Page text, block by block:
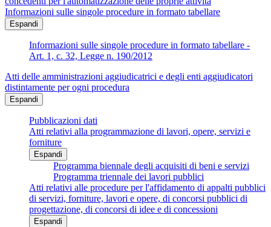
Informazioni sulle singole procedure in formato tabellare
Espandi
Informazioni sulle singole procedure in formato tabellare -
Art. 1, c. 32, Legge n. 190/2012
Atti delle amministrazioni aggiudicatrici e degli enti aggiudicatori
distintamente per ogni procedura
Espandi
Pubblicazioni dati
Atti relativi alla programmazione di lavori, opere, servizi e
forniture
Espandi
Programma biennale degli acquisiti di beni e servizi
Programma triennale dei lavori pubblici
Atti relativi alle procedure per l'affidamento di appalti pubblici
di servizi, forniture, lavori e opere, di concorsi pubblici di
progettazione, di concorsi di idee e di concessioni
Espandi